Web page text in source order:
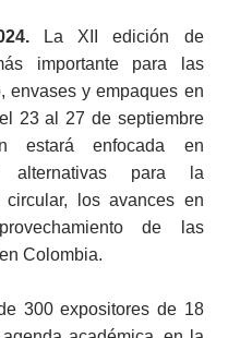
La XII edición de
importante para las
envases y empaques en
23 al 27 de septiembre
estará enfocada en
alternativas para la
los avances en
de las
Colombia.
300 expositores de 18